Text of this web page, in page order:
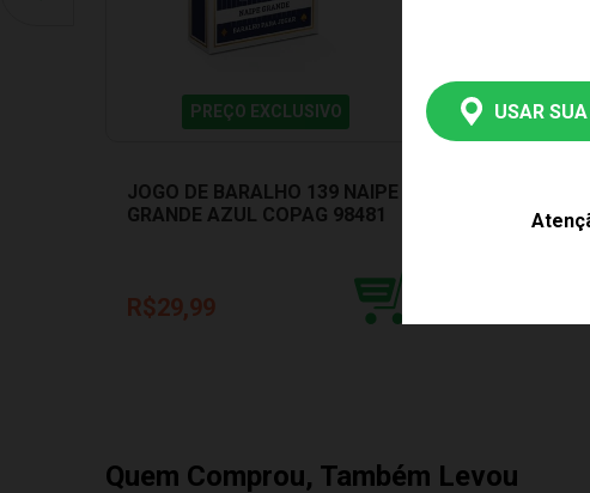
USAR
PREÇO EXCLUSIVO
JOGO DE BARALHO 139 NAIPE
GRANDE AZUL COPAG 98481
R$29,99
Quem Comprou, Também Levou